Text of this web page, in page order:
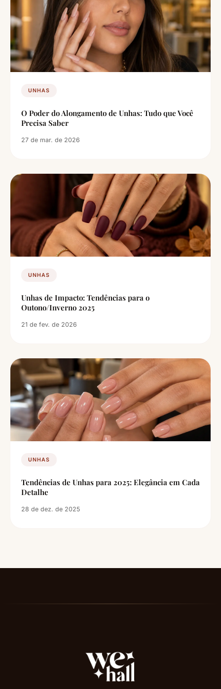
UNHAS
O Poder do Alongamento de Unhas: Tudo que Você
Precisa Saber
27 de mar. de 2026
UNHAS
Unhas de Impacto: Tendências para o
Outono/Inverno 2025
21 de fev. de 2026
UNHAS
Tendências de Unhas para 2025: Elegância em Cada
Detalhe
28 de dez. de 2025